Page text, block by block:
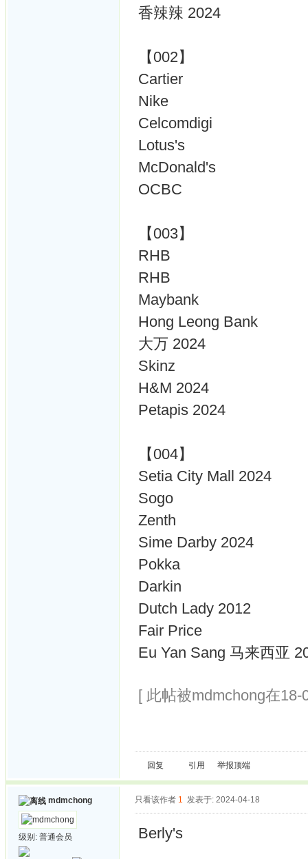
香辣辣 2024
【002】
Cartier
Nike
Celcomdigi
Lotus's
McDonald's
OCBC
【003】
RHB
RHB
Maybank
Hong Leong Bank
大万 2024
Skinz
H&M 2024
Petapis 2024
【004】
Setia City Mall 2024
Sogo
Zenth
Sime Darby 2024
Pokka
Darkin
Dutch Lady 2012
Fair Price
Eu Yan Sang 马来西亚
[ 此帖被mdmchong在
回复 引用 举报顶端
mdmchong
级别: 普通会员
只看该作者 1 发表于: 2024-04-18
Berly's